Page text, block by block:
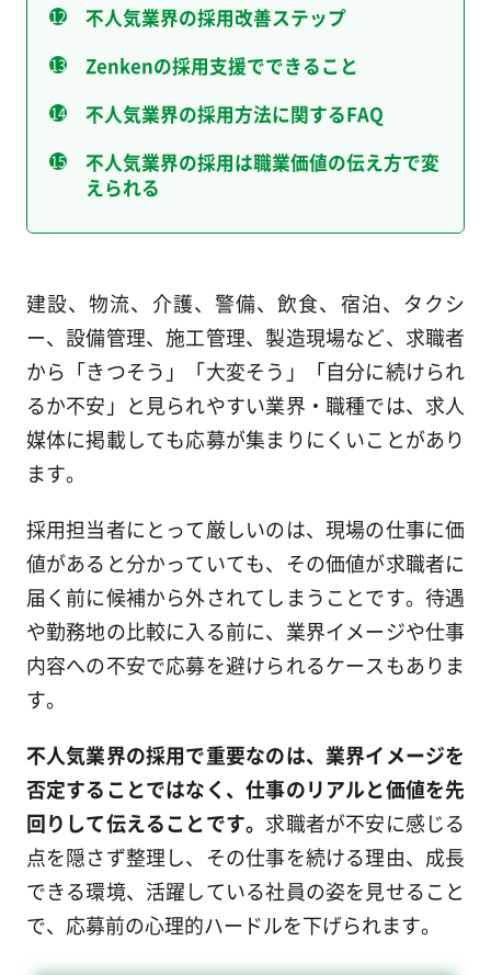
不人気業界の採用改善ステップ
Zenkenの採用支援でできること
不人気業界の採用方法に関するFAQ
不人気業界の採用は職業価値の伝え方で変
えられる
建設、物流、介護、警備、飲食、宿泊、タクシ
ー、設備管理、施工管理、製造現場など、求職者
から「きつそう」「大変そう」「自分に続けられ
るか不安」と見られやすい業界・職種では、求人
媒体に掲載しても応募が集まりにくいことがあり
ます。
採用担当者にとって厳しいのは、現場の仕事に価
値があると分かっていても、その価値が求職者に
届く前に候補から外されてしまうことです。待遇
や勤務地の比較に入る前に、業界イメージや仕事
内容への不安で応募を避けられるケースもありま
す。
不人気業界の採用で重要なのは、業界イメージを
否定することではなく、仕事のリアルと価値を先
回りして伝えることです。 求職者が不安に感じる
点を隠さず整理し、その仕事を続ける理由、成長
できる環境、活躍している社員の姿を見せること
で、応募前の心理的ハードルを下げられます。